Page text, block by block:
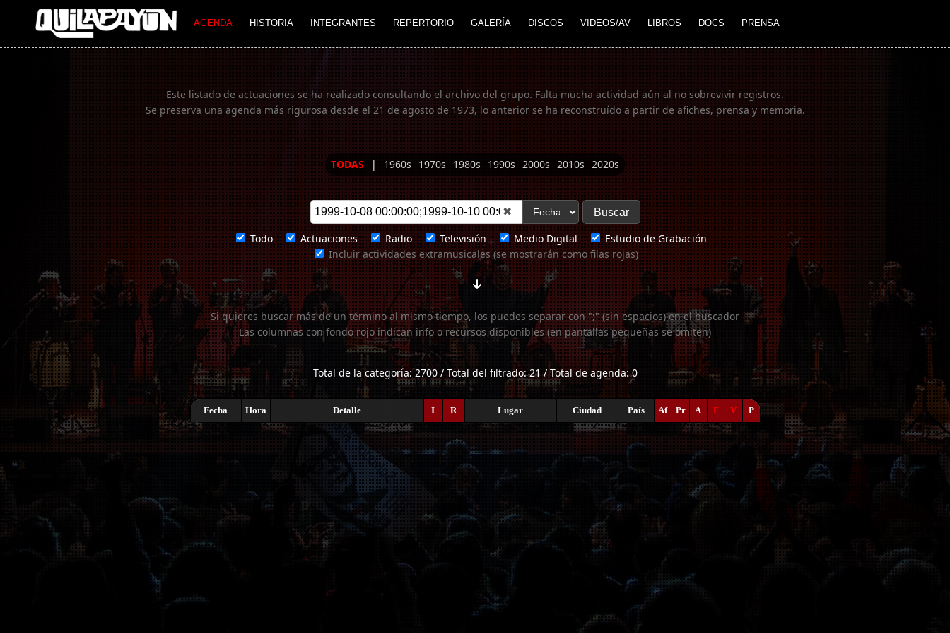
AGENDA HISTORIA INTEGRANTES REPERTORIO GALERÍA DISCOS VIDEOS/AV LIBROS DOCS PRENSA
Imagen 01
Este listado de actuaciones se ha realizado consultando el archivo del grupo. Falta mucha actividad aún al no sobrevivir registros.
Se preserva una agenda más rigurosa desde el 21 de agosto de 1973, lo anterior se ha reconstruído a partir de afiches, prensa y memoria.
TODAS | 1960s 1970s 1980s 1990s 2000s 2010s 2020s
✖
Todo Actuaciones Radio Televisión Medio Digital
Estudio de Grabación
Incluir actividades extramusicales (se mostrarán como filas rojas)
Si quieres buscar más de un término al mismo tiempo, los puedes separar con ";" (sin espacios) en el buscador
Las columnas con fondo rojo indican info o recursos disponibles (en pantallas pequeñas se omiten)
Total de la categoría: 2700 / Total del filtrado: 21 / Total de agenda: 0
Fecha Hora Detalle I R Lugar Ciudad País Af Pr A F V P